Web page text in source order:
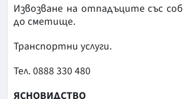
Извозване на отпадъците със
до сметище.
Транспортни услуги.
Тел. 0888 330 480
ЯСНОВИДСТВО